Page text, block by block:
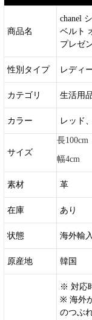
商品名
chanel
ベルト
プレゼ
性別タイプ レディ
カテゴリ 生活用
カラー レッド
サイズ
長100cm
幅4cm
素材 革
在庫 あり
状態 海外輸
原産地 韓国
※ 対応
※ 海外
のつぶ